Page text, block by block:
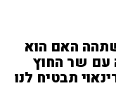
האם הוא
עם שר החוץ
תבטיח לנו